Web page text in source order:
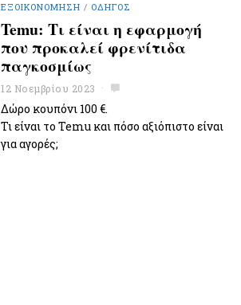
ΕΞΟΙΚΟΝΌΜΗΣΗ / ΟΔΗΓΌΣ
Temu: Τι είναι η εφαρμογή
που προκαλεί φρενίτιδα
παγκοσμίως
12 Νοεμβρίου 2023
Δώρο κουπόνι 100 €.
Τι είναι το Temu και πόσο αξιόπιστο είναι
για αγορές;